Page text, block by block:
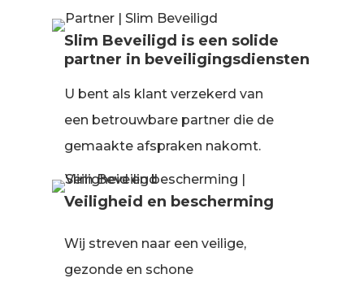
Slim Beveiligd is een solide
partner in beveiligingsdiensten
U bent als klant verzekerd van
een betrouwbare partner die de
gemaakte afspraken nakomt.
Veiligheid en bescherming
Wij streven naar een veilige,
gezonde en schone